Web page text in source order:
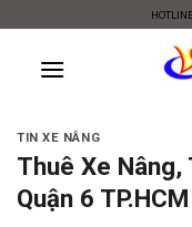
content
TIN XE NÂNG
Thuê Xe Nâng,
Quận 6 TP.HCM